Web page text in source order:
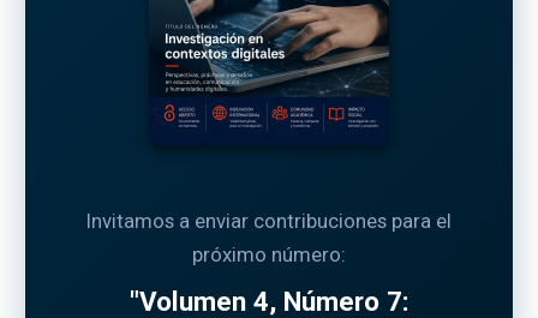
Invitamos a enviar contribuciones para el
próximo número:
"Volumen 4, Número 7: